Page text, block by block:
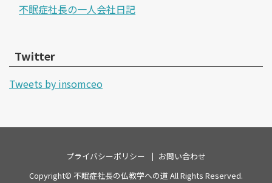
不眠症社長の一人会社日記
Twitter
Tweets by insomceo
プライバシーポリシー
お問い合わせ
Copyright© 不眠症社長の仏教学への道 All Rights Reserved.